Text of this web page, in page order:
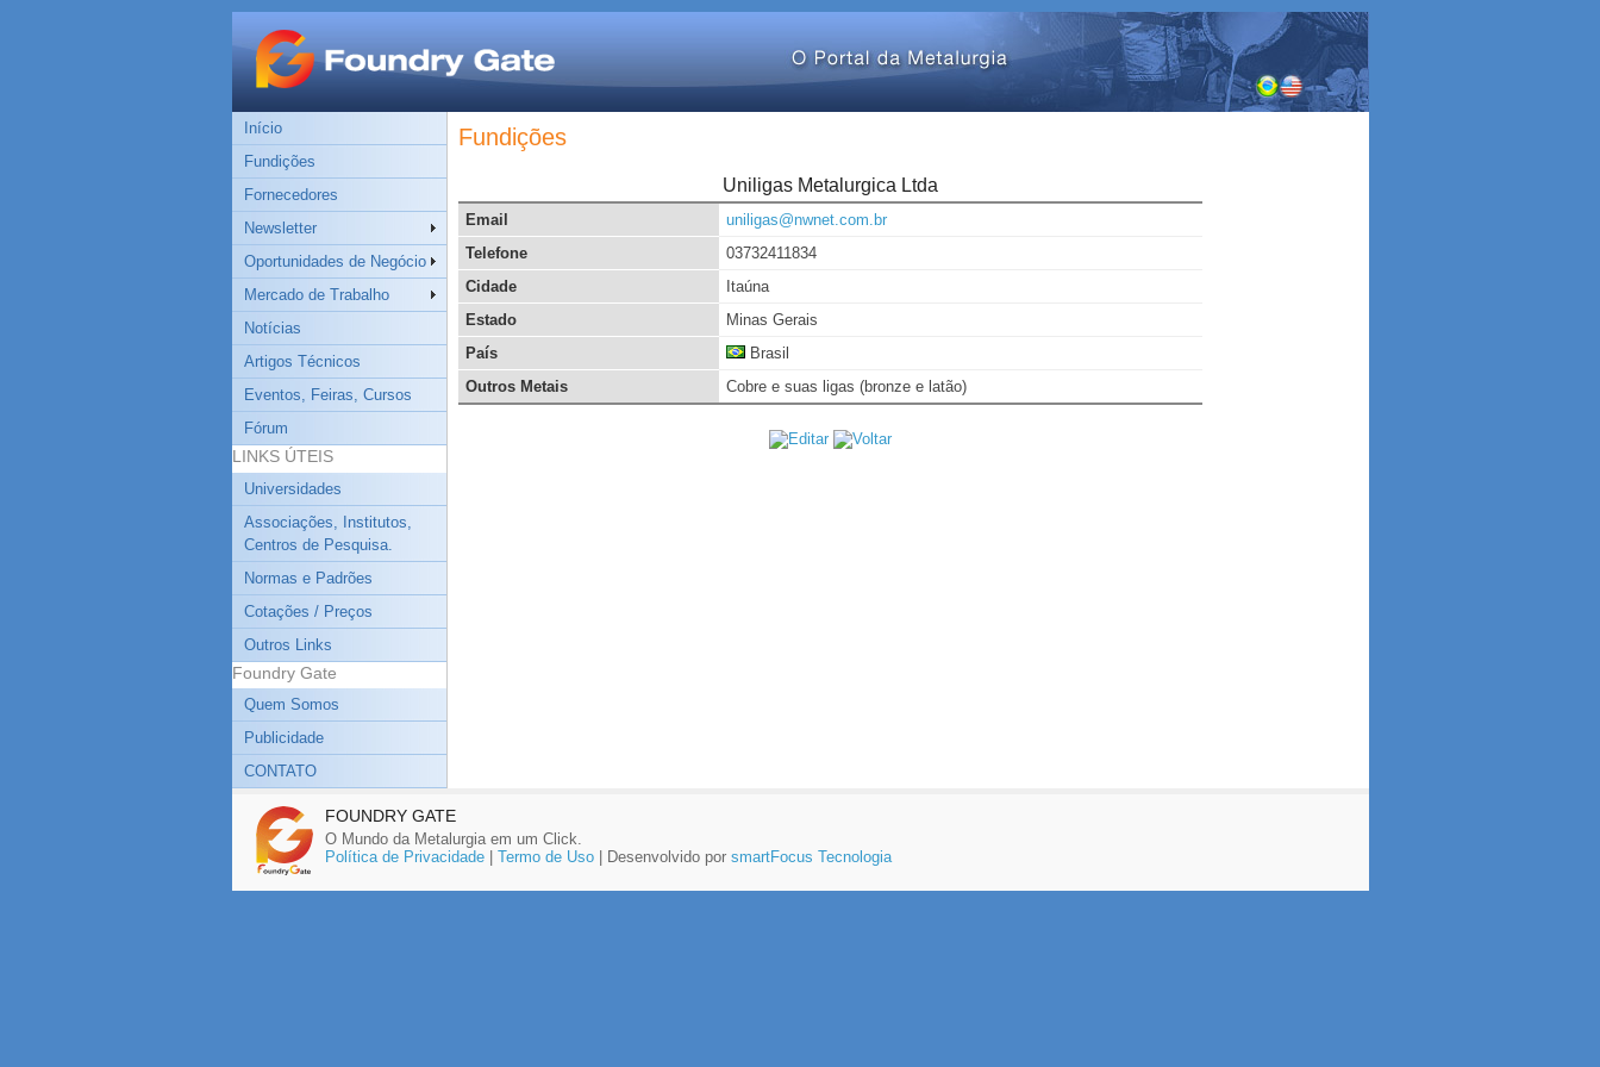
Início
Fundições
Fornecedores
Newsletter
Oportunidades de Negócio
Mercado de Trabalho
Notícias
Artigos Técnicos
Eventos, Feiras, Cursos
Fórum
LINKS ÚTEIS
Universidades
Associações, Institutos,
Centros de Pesquisa.
Normas e Padrões
Cotações / Preços
Outros Links
Foundry Gate
Quem Somos
Publicidade
CONTATO
Fundições
Uniligas Metalurgica Ltda
Email
uniligas@nwnet.com.br
Telefone
03732411834
Cidade
Itaúna
Estado
Minas Gerais
País
Brasil
Outros Metais
Cobre e suas ligas (bronze e latão)
FOUNDRY GATE
O Mundo da Metalurgia em um Click.
Política de Privacidade| Termo de Uso| Desenvolvido por smartFocus Tecnologia